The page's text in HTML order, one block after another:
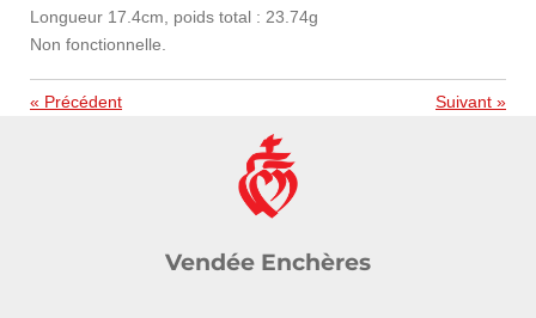
Longueur 17.4cm, poids total : 23.74g
Non fonctionnelle.
« Précédent Suivant »
Vendée Enchères